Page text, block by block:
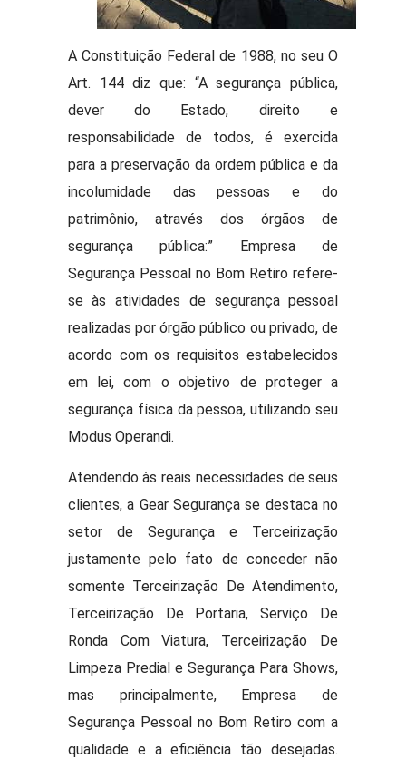
A Constituição Federal de 1988, no seu O
Art. 144 diz que: “A segurança pública,
dever do Estado, direito e
responsabilidade de todos, é exercida
para a preservação da ordem pública e da
incolumidade das pessoas e do
patrimônio, através dos órgãos de
segurança pública:” Empresa de
Segurança Pessoal no Bom Retiro refere-
se às atividades de segurança pessoal
realizadas por órgão público ou privado, de
acordo com os requisitos estabelecidos
em lei, com o objetivo de proteger a
segurança física da pessoa, utilizando seu
Modus Operandi.
Atendendo às reais necessidades de seus
clientes, a Gear Segurança se destaca no
setor de Segurança e Terceirização
justamente pelo fato de conceder não
somente Terceirização De Atendimento,
Terceirização De Portaria, Serviço De
Ronda Com Viatura, Terceirização De
Limpeza Predial e Segurança Para Shows,
mas principalmente, Empresa de
Segurança Pessoal no Bom Retiro com a
qualidade e a eficiência tão desejadas.